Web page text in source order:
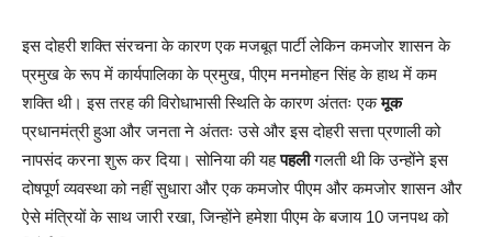
इस दोहरी शक्ति संरचना के कारण एक मजबूत पार्टी लेकिन कमजोर शासन के
प्रमुख के रूप में कार्यपालिका के प्रमुख, पीएम मनमोहन सिंह के हाथ में कम
शक्ति थी। इस तरह की विरोधाभासी स्थिति के कारण अंततः एकमूक
प्रधानमंत्री हुआ और जनता ने अंततः उसे और इस दोहरी सत्ता प्रणाली को
नापसंद करना शुरू कर दिया। सोनिया की यहपहलीगलती थी कि उन्होंने इस
दोषपूर्ण व्यवस्था को नहीं सुधारा और एक कमजोर पीएम और कमजोर शासन और
ऐसे मंत्रियों के साथ जारी रखा, जिन्होंने हमेशा पीएम के बजाय 10 जनपथ को